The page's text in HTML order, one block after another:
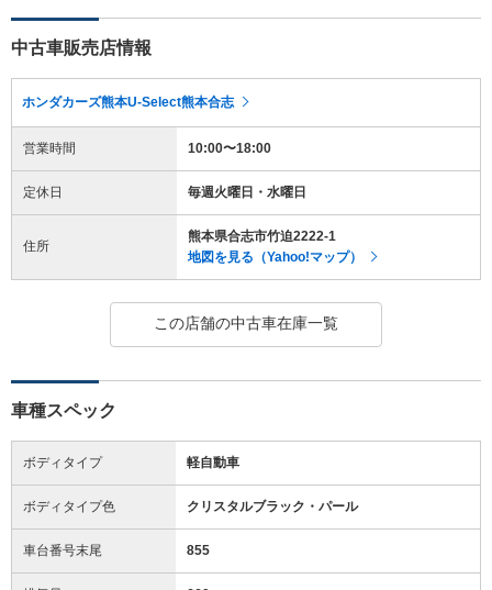
中古車販売店情報
ホンダカーズ熊本U-Select熊本合志
営業時間 10:00〜18:00
定休日 毎週火曜日・水曜日
住所
熊本県合志市竹迫2222-1
地図を見る（Yahoo!マップ）
この店舗の中古車在庫一覧
車種スペック
ボディタイプ 軽自動車
ボディタイプ色 クリスタルブラック・パール
車台番号末尾 855